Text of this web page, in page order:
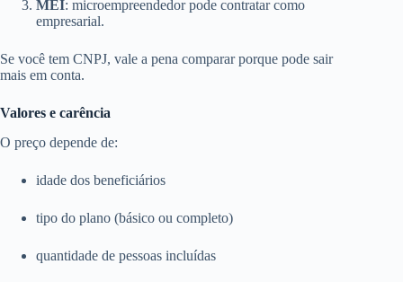
MEI: microempreendedor pode contratar como
empresarial.
Se você tem CNPJ, vale a pena comparar porque pode sair
mais em conta.
Valores e carência
O preço depende de:
idade dos beneficiários
tipo do plano (básico ou completo)
quantidade de pessoas incluídas